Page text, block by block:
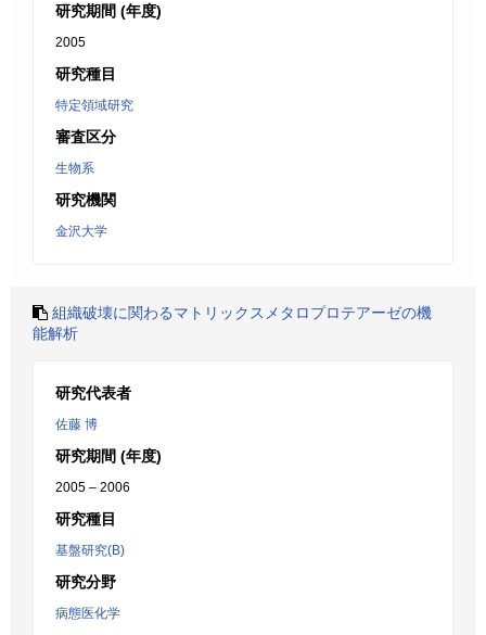
研究期間 (年度)
2005
研究種目
特定領域研究
審査区分
生物系
研究機関
金沢大学
組織破壊に関わるマトリックスメタロプロテアーゼの機
能解析
研究代表者
佐藤 博
研究期間 (年度)
2005 – 2006
研究種目
基盤研究(B)
研究分野
病態医化学